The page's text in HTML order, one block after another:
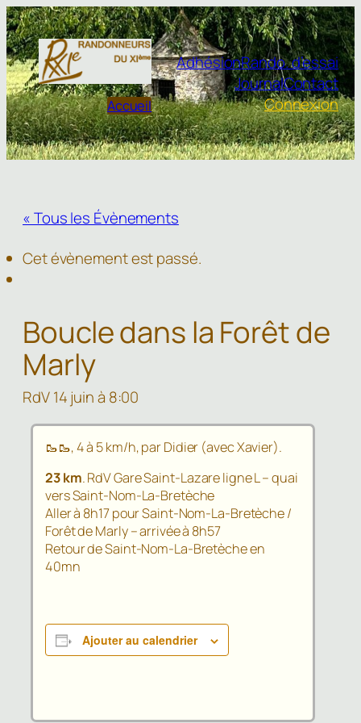
Accueil
AdhésionRando. d’essai
JournalContact
Connexion
« Tous les Évènements
Cet évènement est passé.
Boucle dans la Forêt de
Marly
RdV 14 juin à 8:00
🥾🥾, 4 à 5 km/h, par Didier (avec Xavier).
23 km. RdV Gare Saint-Lazare ligne L – quai
vers Saint-Nom-La-Bretèche
Aller à 8h17 pour Saint-Nom-La-Bretèche /
Forêt de Marly – arrivée à 8h57
Retour de Saint-Nom-La-Bretèche en
40mn
Ajouter au calendrier